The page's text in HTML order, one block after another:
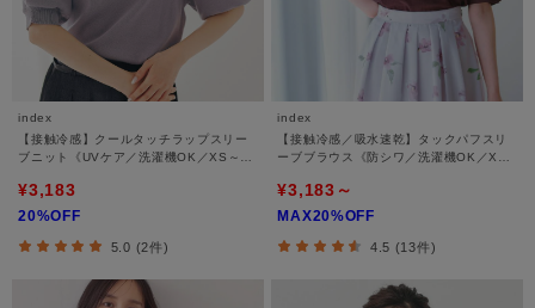
index
【接触冷感】クールタッチラップスリー
ブニット《UVケア／洗濯機OK／XS～3L
¥3,183
20%OFF
5.0 (2件)
index
【接触冷感／吸水速乾】タックパフスリ
ーブブラウス《防シワ／洗濯機OK／XS
¥3,183～
MAX20%OFF
4.5 (13件)